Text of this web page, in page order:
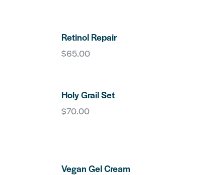
Retinol Repair
$65.00
Holy Grail Set
$70.00
Vegan Gel Cream